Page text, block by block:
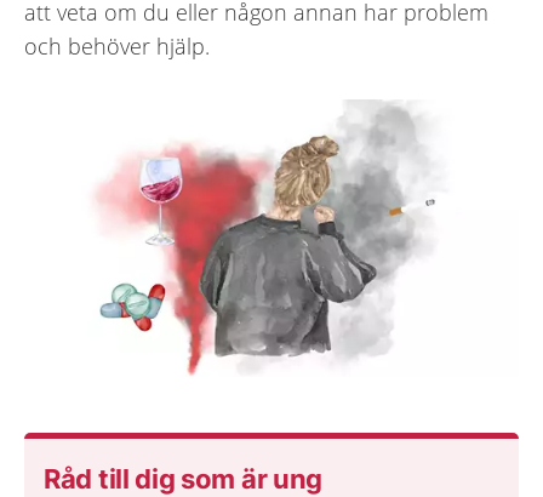
att veta om du eller någon annan har problem
och behöver hjälp.
Råd till dig som är ung